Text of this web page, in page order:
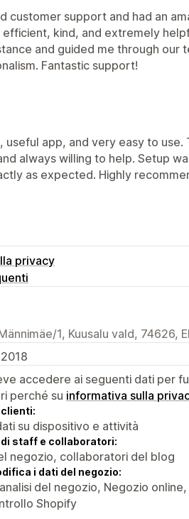
customer support and had an
efficient, kind, and extremely
and guided me through our
Fantastic support!
useful app, and very easy to use.
always willing to help. Setup
as expected. Highly
privacy
1, Kuusalu vald, 74626,
accedere ai seguenti dati per
perché su informativa sulla
su dispositivo e attività
staff e collaboratori:
negozio, collaboratori del blog
i dati del negozio:
del negozio, Negozio
Shopify